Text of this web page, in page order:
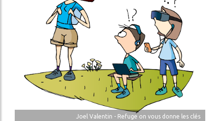
Joel Valentin - Refuge on vous donne les clés